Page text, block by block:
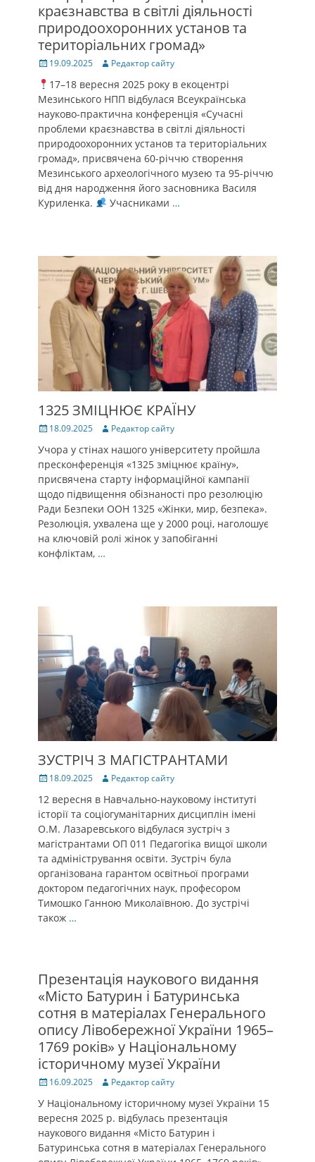
краєзнавства в світлі діяльності
природоохоронних установ та
територіальних громад»
Posted
19.09.2025 Author
Редактор сайту
17–18 вересня 2025 року в екоцентрі
Мезинського НПП відбулася Всеукраїнська
науково-практична конференція «Сучасні
проблеми краєзнавства в світлі діяльності
природоохоронних установ та територіальних
громад», присвячена 60-річчю створення
Мезинського археологічного музею та 95-річчю
від дня народження його засновника Василя
Куриленка.
Учасниками …
1325 ЗМІЦНЮЄ КРАЇНУ
Posted
18.09.2025 Author
Редактор сайту
Учора у стінах нашого університету пройшла
пресконференція «1325 зміцнює країну»,
присвячена старту інформаційної кампанії
щодо підвищення обізнаності про резолюцію
Ради Безпеки ООН 1325 «Жінки, мир, безпека».
Резолюція, ухвалена ще у 2000 році, наголошує
на ключовій ролі жінок у запобіганні
конфліктам, …
ЗУСТРІЧ З МАГІСТРАНТАМИ
Posted
18.09.2025 Author
Редактор сайту
12 вересня в Навчально-науковому інституті
історії та соціогуманітарних дисциплін імені
О.М. Лазаревського відбулася зустріч з
магістрантами ОП 011 Педагогіка вищої школи
та адміністрування освіти. Зустріч була
організована гарантом освітньої програми
доктором педагогічних наук, професором
Тимошко Ганною Миколаївною. До зустрічі
також …
Презентація наукового видання
«Місто Батурин і Батуринська
сотня в матеріалах Генерального
опису Лівобережної України 1965–
1769 років» у Національному
історичному музеї України
Posted
16.09.2025 Author
Редактор сайту
У Національному історичному музеї України 15
вересня 2025 р. відбулась презентація
наукового видання «Місто Батурин і
Батуринська сотня в матеріалах Генерального